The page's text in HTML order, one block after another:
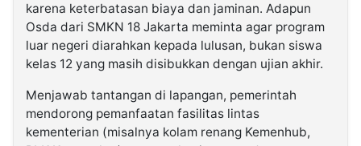
karena keterbatasan biaya dan jaminan. Adapun
Osda dari SMKN 18 Jakarta meminta agar program
luar negeri diarahkan kepada lulusan, bukan siswa
kelas 12 yang masih disibukkan dengan ujian akhir.
Menjawab tantangan di lapangan, pemerintah
mendorong pemanfaatan fasilitas lintas
kementerian (misalnya kolam renang Kemenhub,